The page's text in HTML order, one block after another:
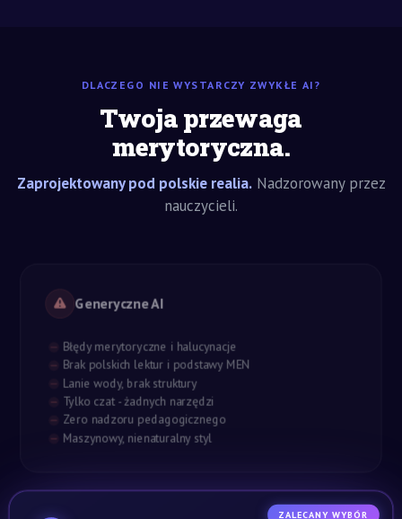
DLACZEGO NIE WYSTARCZY ZWYKŁE AI?
Twoja przewaga
merytoryczna.
Zaprojektowany pod polskie realia.Nadzorowany przez
nauczycieli.
Generyczne AI
Błędy merytoryczne i halucynacje
Brak polskich lektur i podstawy MEN
Lanie wody, brak struktury
Tylko czat - żadnych narzędzi
Zero nadzoru pedagogicznego
Maszynowy, nienaturalny styl
ZALECANY WYBÓR